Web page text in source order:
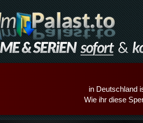
in Deutschland
Wie ihr diese